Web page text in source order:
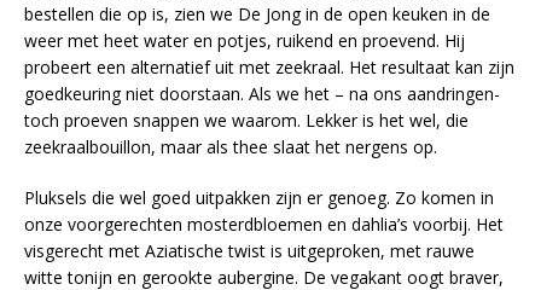
bestellen die op is, zien we De Jong in de open keuken in de
weer met heet water en potjes, ruikend en proevend. Hij
probeert een alternatief uit met zeekraal. Het resultaat kan zijn
goedkeuring niet doorstaan. Als we het – na ons aandringen-
toch proeven snappen we waarom. Lekker is het wel, die
zeekraalbouillon, maar als thee slaat het nergens op.
Pluksels die wel goed uitpakken zijn er genoeg. Zo komen in
onze voorgerechten mosterdbloemen en dahlia’s voorbij. Het
visgerecht met Aziatische twist is uitgeproken, met rauwe
witte tonijn en gerookte aubergine. De vegakant oogt braver,